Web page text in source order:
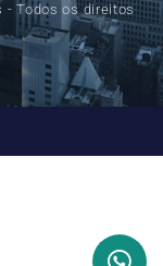
- Todos os direitos